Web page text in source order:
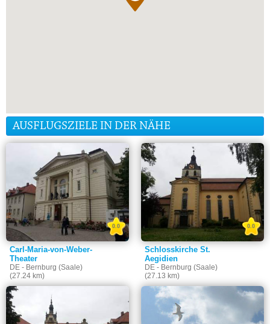
AUSFLUGSZIELE IN DER NÄHE
Carl-Maria-von-Weber-
Theater
DE - Bernburg (Saale)
(27.24 km)
0.0
Schlosskirche St.
Aegidien
DE - Bernburg (Saale)
(27.13 km)
0.0